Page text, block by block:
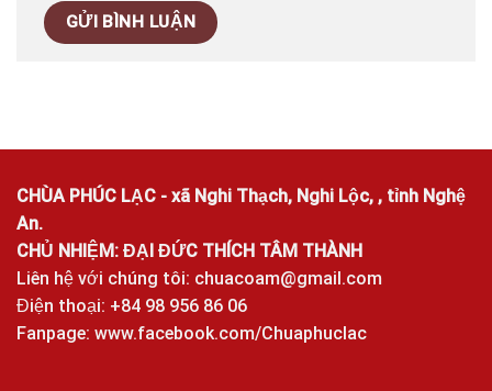
CHÙA PHÚC LẠC - xã Nghi Thạch, Nghi Lộc, , tỉnh Nghệ
An.
CHỦ NHIỆM: ĐẠI ĐỨC THÍCH TÂM THÀNH
Liên hệ với chúng tôi: chuacoam@gmail.com
Điện thoại: +84 98 956 86 06
Fanpage: www.facebook.com/Chuaphuclac